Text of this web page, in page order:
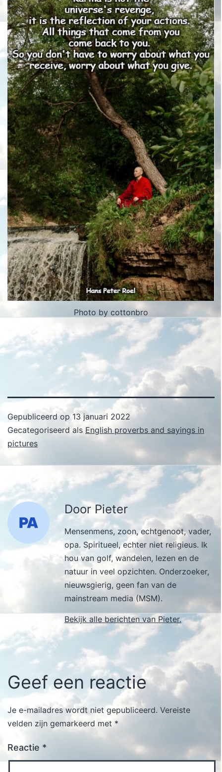
Photo by cottonbro
Gepubliceerd op13 januari 2022
Gecategoriseerd als English proverbs and sayings in
pictures
Door Pieter
Mensenmens, zoon, echtgenoot, vader,
opa. Spiritueel, echter niet religieus. Ik
hou van golf, wandelen, lezen en de
natuur in veel opzichten. Onderzoeker,
nieuwsgierig, geen fan van de
mainstream media (MSM).
Bekijk alle berichten van Pieter.
Geef een reactie
Je e-mailadres wordt niet gepubliceerd. Vereiste
velden zijn gemarkeerd met *
Reactie *